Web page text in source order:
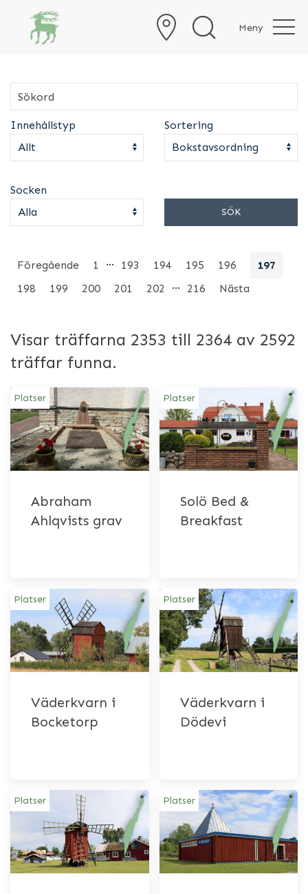
Meny
Innehållstyp Sortering
Socken
SÖK
Föregående 1 … 193 194 195 196
197
198
199 200 201 202 … 216 Nästa
Visar träffarna 2353 till 2364 av 2592
träffar funna.
Platser
Abraham
Ahlqvists grav
Platser
Solö Bed &
Breakfast
Platser
Väderkvarn i
Bocketorp
Platser
Väderkvarn i
Dödevi
Platser Platser